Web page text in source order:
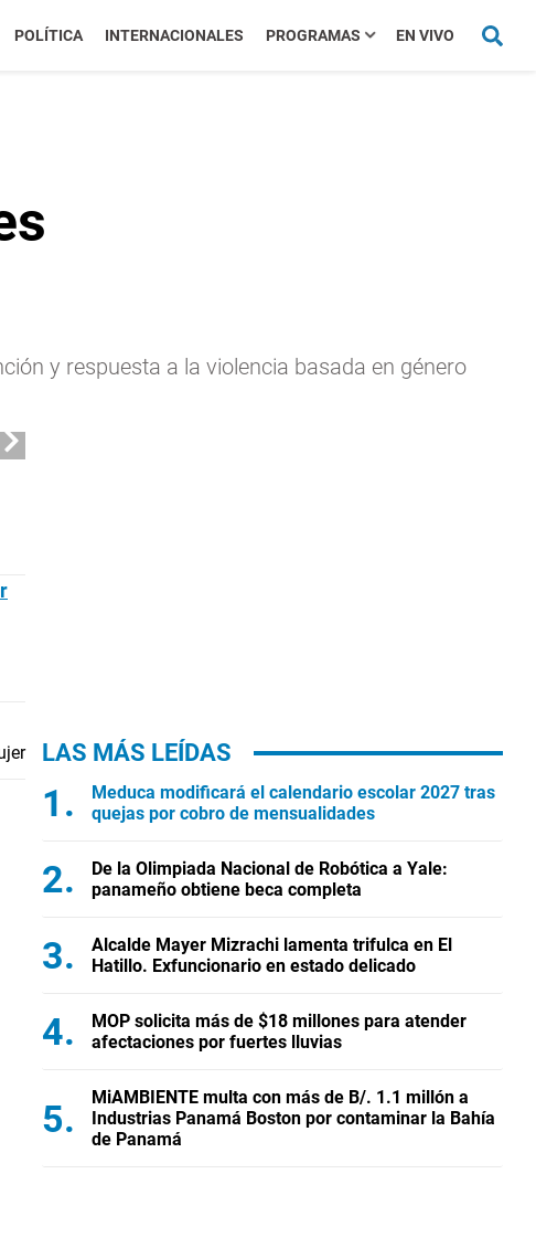
POLÍTICA INTERNACIONALES PROGRAMAS EN VIVO
y respuesta a la violencia basada en género
LAS MÁS LEÍDAS
Meduca modificará el calendario escolar 2027 tras
quejas por cobro de mensualidades
De la Olimpiada Nacional de Robótica a Yale:
panameño obtiene beca completa
Alcalde Mayer Mizrachi lamenta trifulca en El
Hatillo. Exfuncionario en estado delicado
MOP solicita más de $18 millones para atender
afectaciones por fuertes lluvias
MiAMBIENTE multa con más de B/. 1.1 millón a
Industrias Panamá Boston por contaminar la Bahía
de Panamá